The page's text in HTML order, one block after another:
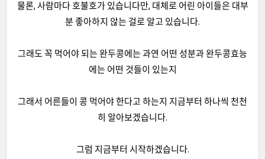
물론, 사람마다 호불호가 있습니다만, 대체로 어린 아이들은 대부
분 좋아하지 않는 걸로 알고 있습니다.
그래도 꼭 먹어야 되는 완두콩에는 과연 어떤 성분과 완두콩효능
에는 어떤 것들이 있는지
그래서 어른들이 콩 먹어야 한다고 하는지 지금부터 하나씩 천천
히 알아보겠습니다.
그럼 지금부터 시작하겠습니다.